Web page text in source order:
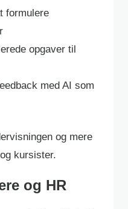
formulere
opgaver til
med AI som
og mere
kursister.
og HR